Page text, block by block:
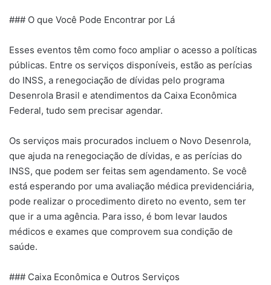
### O que Você Pode Encontrar por Lá
Esses eventos têm como foco ampliar o acesso a políticas
públicas. Entre os serviços disponíveis, estão as perícias
do INSS, a renegociação de dívidas pelo programa
Desenrola Brasil e atendimentos da Caixa Econômica
Federal, tudo sem precisar agendar.
Os serviços mais procurados incluem o Novo Desenrola,
que ajuda na renegociação de dívidas, e as perícias do
INSS, que podem ser feitas sem agendamento. Se você
está esperando por uma avaliação médica previdenciária,
pode realizar o procedimento direto no evento, sem ter
que ir a uma agência. Para isso, é bom levar laudos
médicos e exames que comprovem sua condição de
saúde.
### Caixa Econômica e Outros Serviços